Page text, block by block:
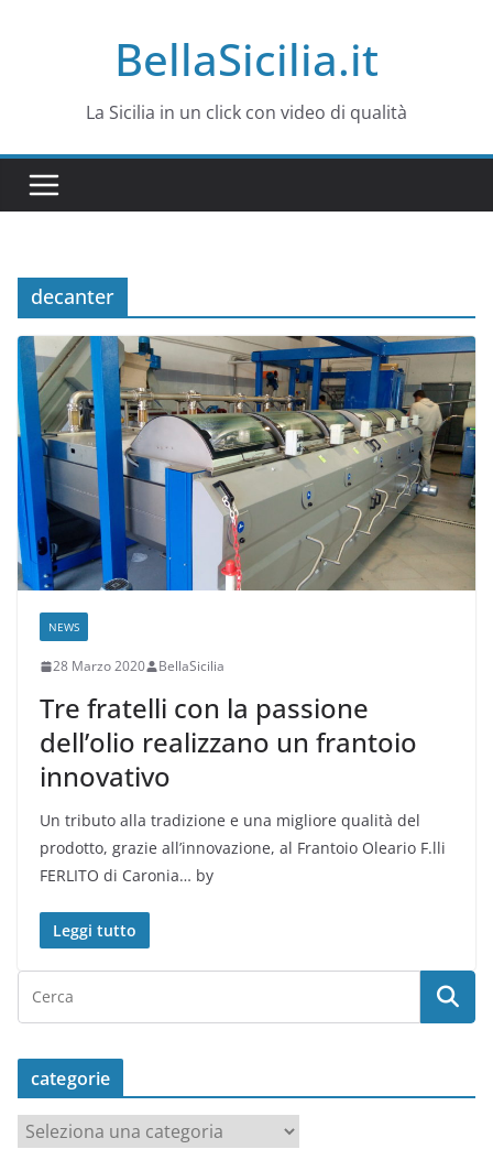
BellaSicilia.it
La Sicilia in un click con video di qualità
decanter
NEWS
28 Marzo 2020 BellaSicilia
Tre fratelli con la passione
dell’olio realizzano un frantoio
innovativo
Un tributo alla tradizione e una migliore qualità del
prodotto, grazie all’innovazione, al Frantoio Oleario F.lli
FERLITO di Caronia… by
Leggi tutto
categorie